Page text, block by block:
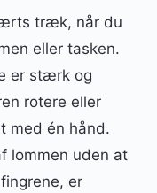
træk, når du
eller tasken.
er stærk og
rotere eller
med én hånd.
lommen uden at
er